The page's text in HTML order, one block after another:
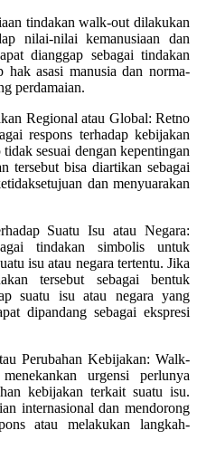
tindakan walk-out dilakukan
nilai-nilai kemanusiaan dan
dianggap sebagai tindakan
hak asasi manusia dan norma-
perdamaian.
Regional atau Global: Retno
respons terhadap kebijakan
sesuai dengan kepentingan
tersebut bisa diartikan sebagai
dan menyuarakan
Suatu Isu atau Negara:
tindakan simbolis untuk
isu atau negara tertentu. Jika
tersebut sebagai bentuk
suatu isu atau negara yang
dipandang sebagai ekspresi
Perubahan Kebijakan: Walk-
urgensi perlunya
kebijakan terkait suatu isu.
internasional dan mendorong
atau melakukan langkah-